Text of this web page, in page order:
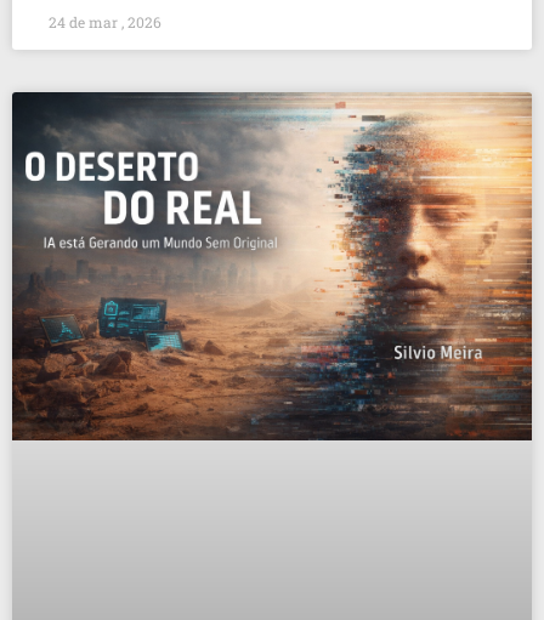
24 de mar , 2026